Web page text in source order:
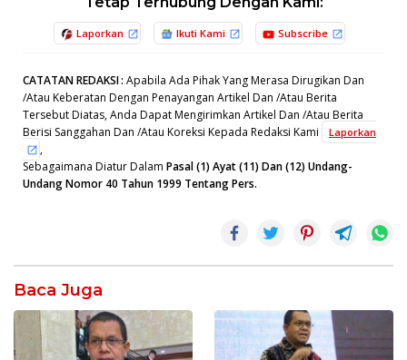
Laporkan Ikuti Kami Subscribe
CATATAN REDAKSI: Apabila Ada Pihak Yang Merasa Dirugikan Dan
/Atau Keberatan Dengan Penayangan Artikel Dan /Atau Berita
Tersebut Diatas, Anda Dapat Mengirimkan Artikel Dan /Atau Berita
Berisi Sanggahan Dan /Atau Koreksi Kepada Redaksi Kami
Laporkan
,
Sebagaimana Diatur Dalam Pasal (1) Ayat (11) Dan (12) Undang-
Undang Nomor 40 Tahun 1999 Tentang Pers.
Baca Juga